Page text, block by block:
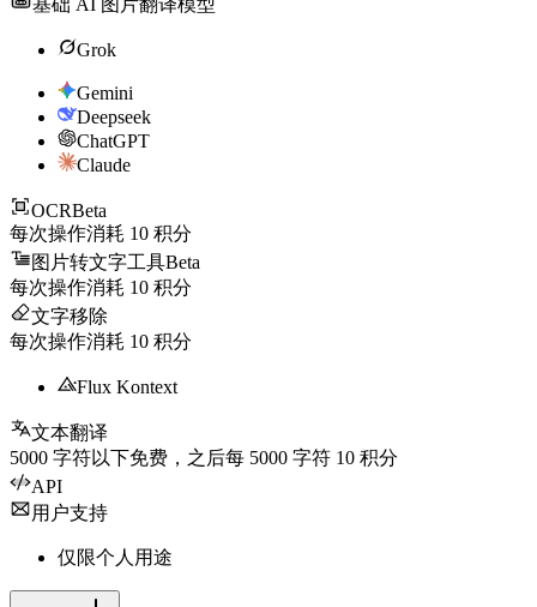
基础 AI 图片翻译模型
Grok
Gemini
Deepseek
ChatGPT
Claude
OCRBeta
每次操作消耗 10 积分
图片转文字工具Beta
每次操作消耗 10 积分
文字移除
每次操作消耗 10 积分
Flux Kontext
文本翻译
5000 字符以下免费，之后每 5000 字符 10 积分
API
用户支持
仅限个人用途